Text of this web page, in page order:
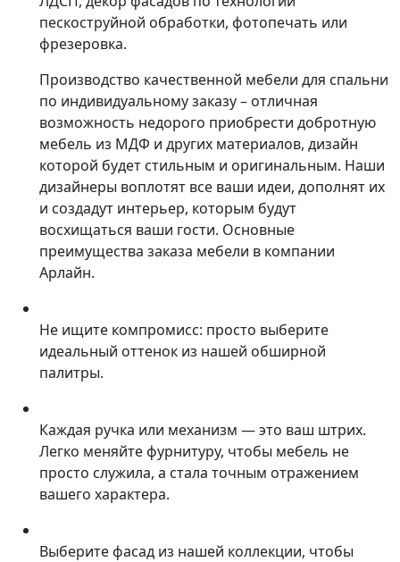
пескоструйной обработки, фотопечать или
фрезеровка.
Производство качественной мебели для спальни
по индивидуальному заказу – отличная
возможность недорого приобрести добротную
мебель из МДФ и других материалов, дизайн
которой будет стильным и оригинальным. Наши
дизайнеры воплотят все ваши идеи, дополнят их
и создадут интерьер, которым будут
восхищаться ваши гости. Основные
преимущества заказа мебели в компании
Арлайн.
Не ищите компромисс: просто выберите
идеальный оттенок из нашей обширной
палитры.
Каждая ручка или механизм — это ваш штрих.
Легко меняйте фурнитуру, чтобы мебель не
просто служила, а стала точным отражением
вашего характера.
Выберите фасад из нашей коллекции, чтобы